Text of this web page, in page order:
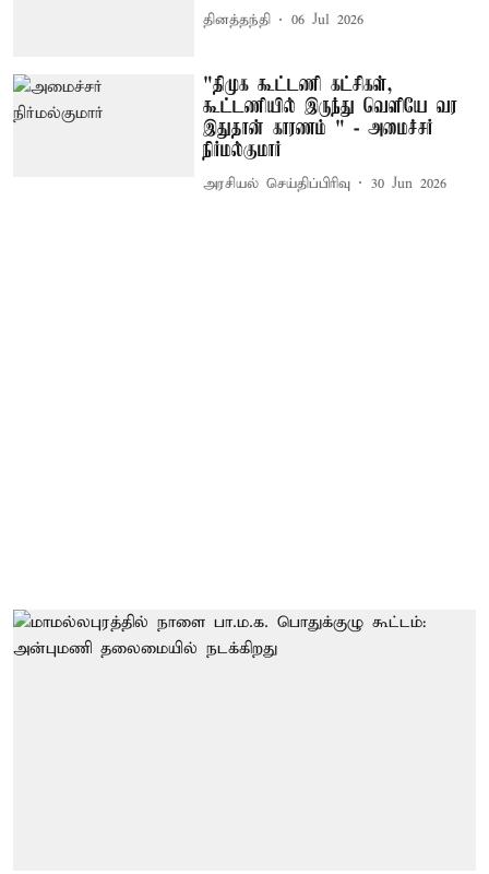
தினத்தந்தி 06 Jul 2026
"திமுக கூட்டணி கட்சிகள்,
கூட்டணியில் இருந்து வெளியே வர
இதுதான் காரணம் " - அமைச்சர்
நிர்மல்குமார்
அரசியல் செய்திப்பிரிவு 30 Jun 2026